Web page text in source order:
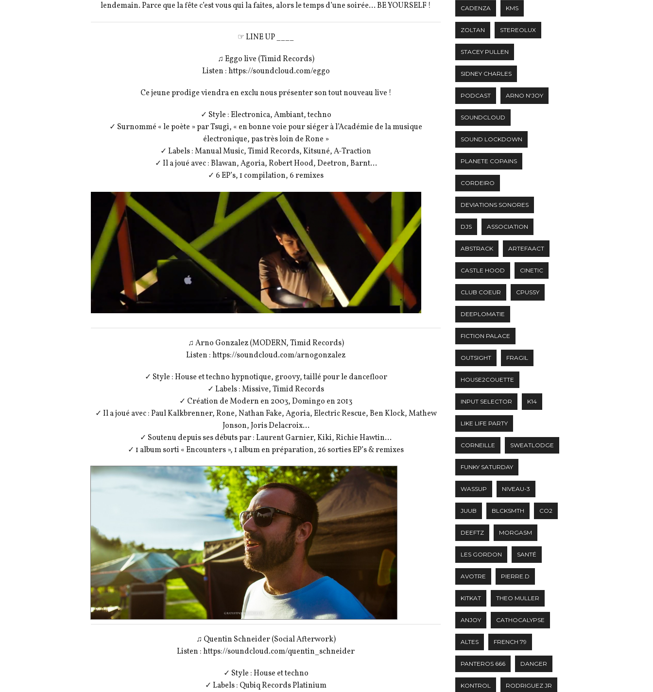
lendemain. Parce que la fête c’est vous qui la faites, alors le temps d’une soirée… BE YOURSELF !
☞ LINE UP ____
♫ Eggo live (Timid Records)
Listen : https://soundcloud.com/eggo
Ce jeune prodige viendra en exclu nous présenter son tout nouveau live !
✓ Style : Electronica, Ambiant, techno
✓ Surnommé « le poète » par Tsugi, « en bonne voie pour siéger à l’Académie de la musique
électronique, pas très loin de Rone »
✓ Labels : Manual Music, Timid Records, Kitsuné, A-Traction
✓ Il a joué avec : Blawan, Agoria, Robert Hood, Deetron, Barnt…
✓ 6 EP’s, 1 compilation, 6 remixes
♫ Arno Gonzalez (MODERN, Timid Records)
Listen : https://soundcloud.com/arnogonzalez
✓ Style : House et techno hypnotique, groovy, taillé pour le dancefloor
✓ Labels : Missive, Timid Records
✓ Création de Modern en 2003, Domingo en 2013
✓ Il a joué avec : Paul Kalkbrenner, Rone, Nathan Fake, Agoria, Electric Rescue, Ben Klock, Mathew
Jonson, Joris Delacroix…
✓ Soutenu depuis ses débuts par : Laurent Garnier, Kiki, Richie Hawtin…
✓ 1 album sorti « Encounters », 1 album en préparation, 26 sorties EP’s & remixes
♫ Quentin Schneider (Social Afterwork)
Listen : https://soundcloud.com/quentin_schneider
✓ Style : House et techno
✓ Labels : Qubiq Records Platinium
CADENZA KMS
ZOLTAN STEREOLUX
STACEY PULLEN
SIDNEY CHARLES
PODCAST ARNO N'JOY
SOUNDCLOUD
SOUND LOCKDOWN
PLANETE COPAINS
CORDEIRO
DEVIATIONS SONORES
DJS ASSOCIATION
ABSTRACK ARTEFAACT
CASTLE HOOD CINETIC
CLUB COEUR CPUSSY
DEEPLOMATIE
FICTION PALACE
OUTSIGHT FRAGIL
HOUSE2COUETTE
INPUT SELECTOR K14
LIKE LIFE PARTY
CORNEILLE SWEATLODGE
FUNKY SATURDAY
WASSUP NIVEAU-3
JUUB BLCKSMTH CO2
DEEFTZ MORGASM
LES GORDON SANTÉ
AVOTRE PIERRE.D
KITKAT THEO MULLER
ANJOY CATHOCALYPSE
ALTES FRENCH 79
PANTEROS 666 DANGER
KONTROL RODRIGUEZ JR